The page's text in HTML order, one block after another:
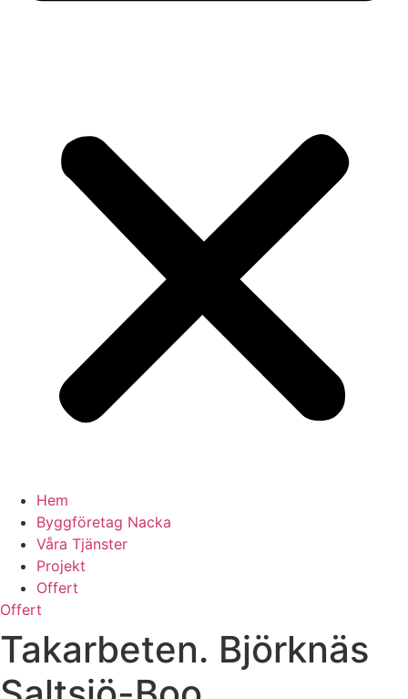
Hem
Byggföretag Nacka
Våra Tjänster
Projekt
Offert
Offert
Takarbeten. Björknäs